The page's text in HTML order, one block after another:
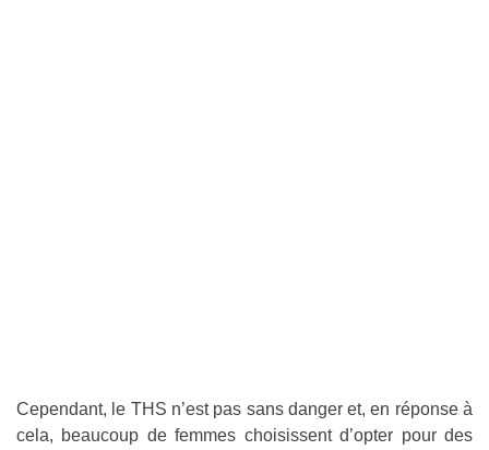
Cependant, le THS n’est pas sans danger et, en réponse à
cela, beaucoup de femmes choisissent d’opter pour des